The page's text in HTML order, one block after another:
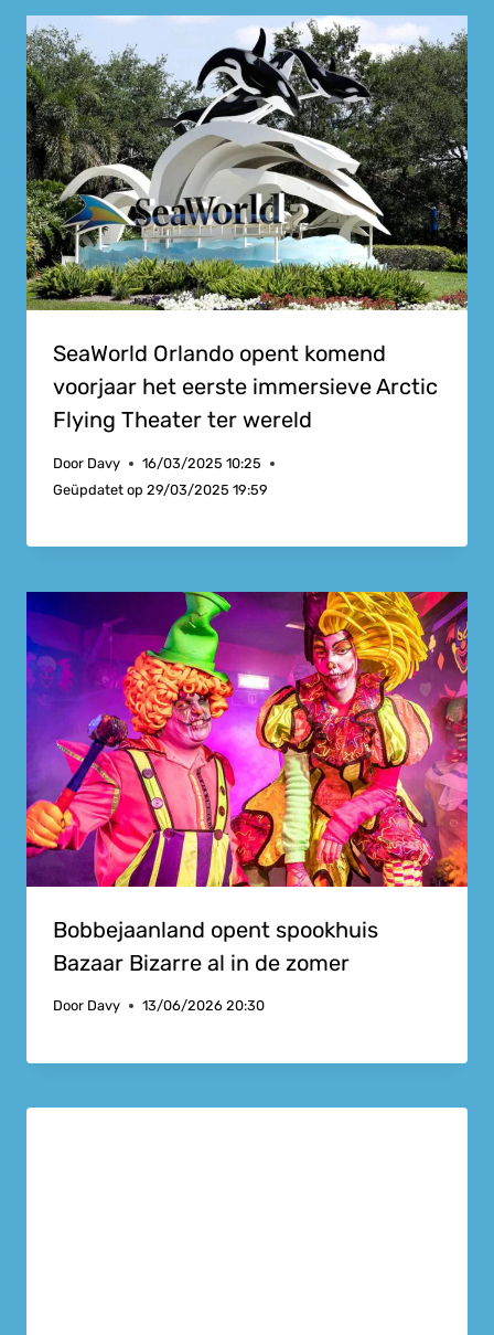
SeaWorld Orlando opent komend
voorjaar het eerste immersieve Arctic
Flying Theater ter wereld
Door Davy
16/03/2025 10:25
Geüpdatet op 29/03/2025 19:59
Bobbejaanland opent spookhuis
Bazaar Bizarre al in de zomer
Door Davy 13/06/2026 20:30